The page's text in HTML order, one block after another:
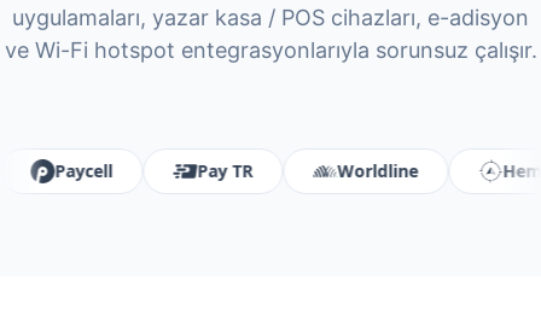
uygulamaları, yazar kasa / POS cihazları, e-adisyon
ve Wi-Fi hotspot entegrasyonlarıyla sorunsuz çalışır.
Pay TR Worldline Hemen Yolda